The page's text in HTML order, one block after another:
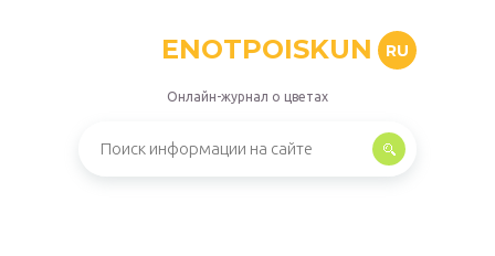
ENOTPOISKUN RU
Онлайн-журнал о цветах